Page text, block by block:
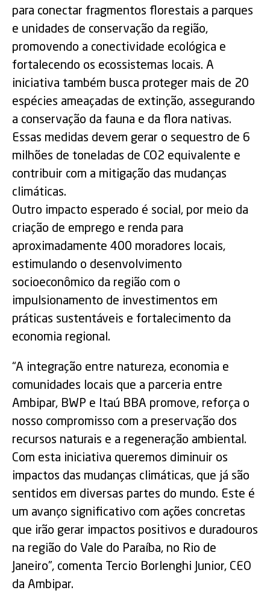
para conectar fragmentos florestais a parques
e unidades de conservação da região,
promovendo a conectividade ecológica e
fortalecendo os ecossistemas locais. A
iniciativa também busca proteger mais de 20
espécies ameaçadas de extinção, assegurando
a conservação da fauna e da flora nativas.
Essas medidas devem gerar o sequestro de 6
milhões de toneladas de CO2 equivalente e
contribuir com a mitigação das mudanças
climáticas.
Outro impacto esperado é social, por meio da
criação de emprego e renda para
aproximadamente 400 moradores locais,
estimulando o desenvolvimento
socioeconômico da região com o
impulsionamento de investimentos em
práticas sustentáveis e fortalecimento da
economia regional.
“A integração entre natureza, economia e
comunidades locais que a parceria entre
Ambipar, BWP e Itaú BBA promove, reforça o
nosso compromisso com a preservação dos
recursos naturais e a regeneração ambiental.
Com esta iniciativa queremos diminuir os
impactos das mudanças climáticas, que já são
sentidos em diversas partes do mundo. Este é
um avanço significativo com ações concretas
que irão gerar impactos positivos e duradouros
na região do Vale do Paraíba, no Rio de
Janeiro”, comenta Tercio Borlenghi Junior, CEO
da Ambipar.